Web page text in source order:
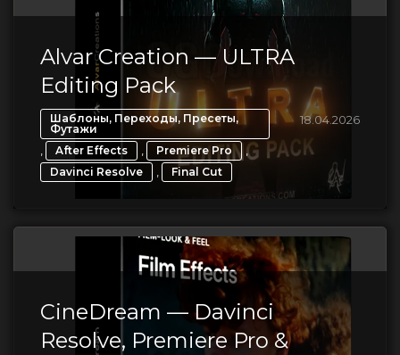
Alvar Creation — ULTRA
Editing Pack
Шаблоны, Переходы, Пресеты,
Футажи
, After Effects , Premiere Pro ,
Davinci Resolve , Final Cut
18.04.2026
CineDream — Davinci
Resolve, Premiere Pro &